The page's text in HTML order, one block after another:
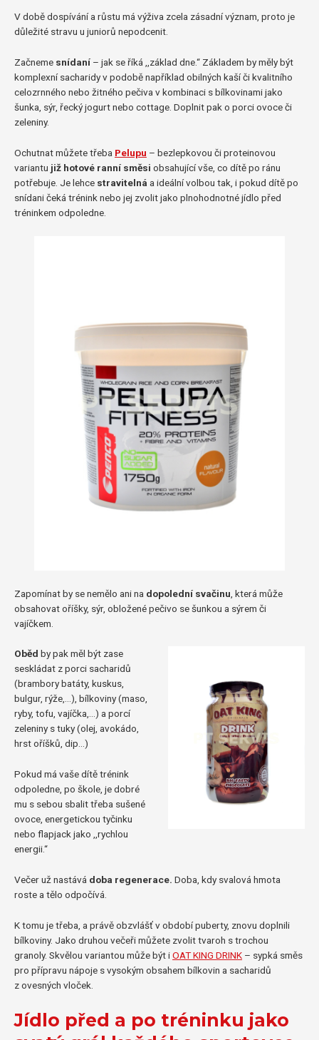
V době dospívání a růstu má výživa zcela zásadní význam, proto je
důležité stravu u juniorů nepodcenit.
Začneme snídaní – jak se říká ,,základ dne.“ Základem by měly být
komplexní sacharidy v podobě například obilných kaší či kvalitního
celozrnného nebo žitného pečiva v kombinaci s bílkovinami jako
šunka, sýr, řecký jogurt nebo cottage. Doplnit pak o porci ovoce či
zeleniny.
Ochutnat můžete třeba Pelupu – bezlepkovou či proteinovou
variantu již hotové ranní směsi obsahující vše, co dítě po ránu
potřebuje. Je lehce stravitelná a ideální volbou tak, i pokud dítě po
snídani čeká trénink nebo jej zvolit jako plnohodnotné jídlo před
tréninkem odpoledne.
Zapomínat by se nemělo ani na dopolední svačinu , která může
obsahovat oříšky, sýr, obložené pečivo se šunkou a sýrem či
vajíčkem.
Oběd by pak měl být zase
seskládat z porci sacharidů
(brambory batáty, kuskus,
bulgur, rýže,…), bílkoviny (maso,
ryby, tofu, vajíčka,…) a porcí
zeleniny s tuky (olej, avokádo,
hrst oříšků, dip…)
Pokud má vaše dítě trénink
odpoledne, po škole, je dobré
mu s sebou sbalit třeba sušené
ovoce, energetickou tyčinku
nebo flapjack jako ,,rychlou
energii.“
Večer už nastává doba regenerace. Doba, kdy svalová hmota
roste a tělo odpočívá.
K tomu je třeba, a právě obzvlášť v období puberty, znovu doplnili
bílkoviny. Jako druhou večeři můžete zvolit tvaroh s trochou
granoly. Skvělou variantou může být iOAT KING DRINK – sypká směs
pro přípravu nápoje s vysokým obsahem bílkovin a sacharidů
z ovesných vloček.
Jídlo před a po tréninku jako